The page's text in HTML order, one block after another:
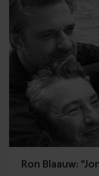
Ron Blaauw: